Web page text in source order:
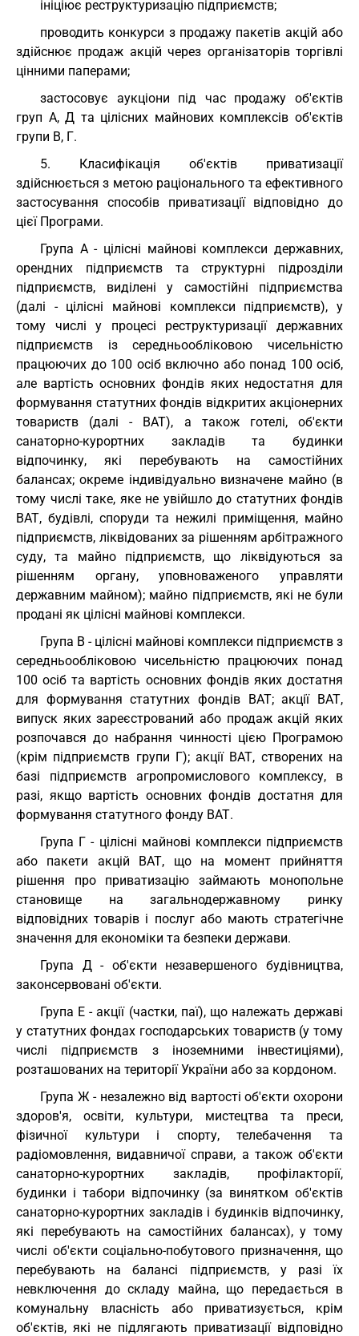
ініціює реструктуризацію підприємств;
проводить конкурси з продажу пакетів акцій або
здійснює продаж акцій через організаторів торгівлі
цінними паперами;
застосовує аукціони під час продажу об'єктів
груп А, Д та цілісних майнових комплексів об'єктів
групи В, Г.
5. Класифікація об'єктів приватизації
здійснюється з метою раціонального та ефективного
застосування способів приватизації відповідно до
цієї Програми.
Група А - цілісні майнові комплекси державних,
орендних підприємств та структурні підрозділи
підприємств, виділені у самостійні підприємства
(далі - цілісні майнові комплекси підприємств), у
тому числі у процесі реструктуризації державних
підприємств із середньообліковою чисельністю
працюючих до 100 осіб включно або понад 100 осіб,
але вартість основних фондів яких недостатня для
формування статутних фондів відкритих акціонерних
товариств (далі - ВАТ), а також готелі, об'єкти
санаторно-курортних закладів та будинки
відпочинку, які перебувають на самостійних
балансах; окреме індивідуально визначене майно (в
тому числі таке, яке не увійшло до статутних фондів
ВАТ, будівлі, споруди та нежилі приміщення, майно
підприємств, ліквідованих за рішенням арбітражного
суду, та майно підприємств, що ліквідуються за
рішенням органу, уповноваженого управляти
державним майном); майно підприємств, які не були
продані як цілісні майнові комплекси.
Група В - цілісні майнові комплекси підприємств з
середньообліковою чисельністю працюючих понад
100 осіб та вартість основних фондів яких достатня
для формування статутних фондів ВАТ; акції ВАТ,
випуск яких зареєстрований або продаж акцій яких
розпочався до набрання чинності цією Програмою
(крім підприємств групи Г); акції ВАТ, створених на
базі підприємств агропромислового комплексу, в
разі, якщо вартість основних фондів достатня для
формування статутного фонду ВАТ.
Група Г - цілісні майнові комплекси підприємств
або пакети акцій ВАТ, що на момент прийняття
рішення про приватизацію займають монопольне
становище на загальнодержавному ринку
відповідних товарів і послуг або мають стратегічне
значення для економіки та безпеки держави.
Група Д - об'єкти незавершеного будівництва,
законсервовані об'єкти.
Група Е - акції (частки, паї), що належать державі
у статутних фондах господарських товариств (у тому
числі підприємств з іноземними інвестиціями),
розташованих на території України або за кордоном.
Група Ж - незалежно від вартості об'єкти охорони
здоров'я, освіти, культури, мистецтва та преси,
фізичної культури і спорту, телебачення та
радіомовлення, видавничої справи, а також об'єкти
санаторно-курортних закладів, профілакторії,
будинки і табори відпочинку (за винятком об'єктів
санаторно-курортних закладів і будинків відпочинку,
які перебувають на самостійних балансах), у тому
числі об'єкти соціально-побутового призначення, що
перебувають на балансі підприємств, у разі їх
невключення до складу майна, що передається в
комунальну власність або приватизується, крім
об'єктів, які не підлягають приватизації відповідно